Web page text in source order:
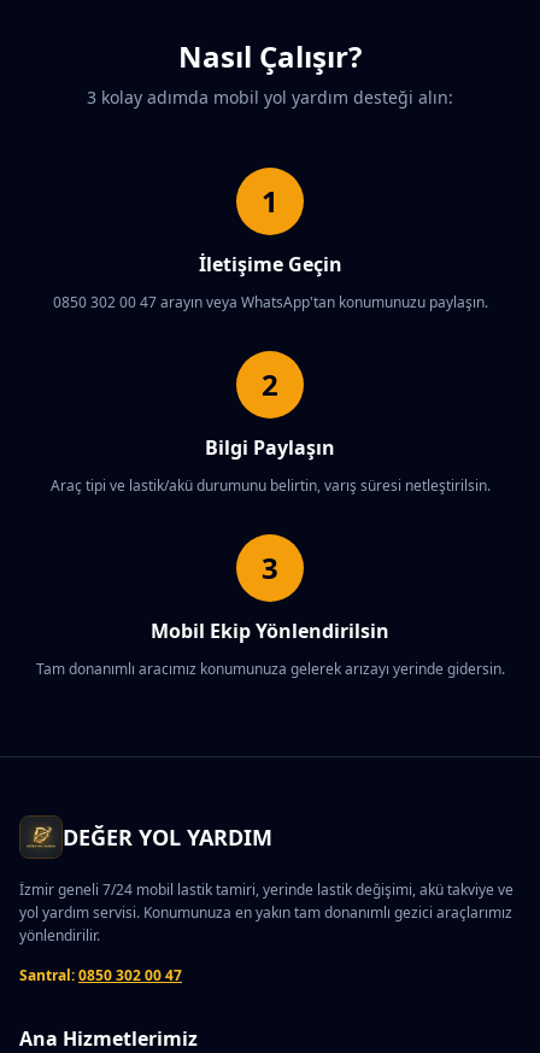
Nasıl Çalışır?
3 kolay adımda mobil yol yardım desteği alın:
1
İletişime Geçin
0850 302 00 47 arayın veya WhatsApp'tan konumunuzu paylaşın.
2
Bilgi Paylaşın
Araç tipi ve lastik/akü durumunu belirtin, varış süresi netleştirilsin.
3
Mobil Ekip Yönlendirilsin
Tam donanımlı aracımız konumunuza gelerek arızayı yerinde gidersin.
DEĞER YOL YARDIM
İzmir geneli 7/24 mobil lastik tamiri, yerinde lastik değişimi, akü takviye ve
yol yardım servisi. Konumunuza en yakın tam donanımlı gezici araçlarımız
yönlendirilir.
Santral:0850 302 00 47
Ana Hizmetlerimiz